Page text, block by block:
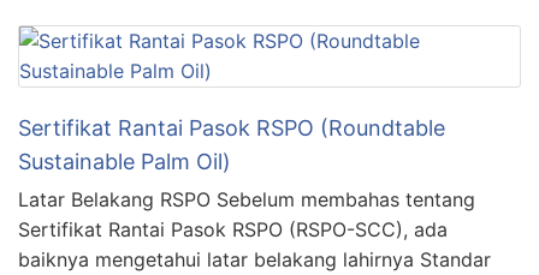
Sertifikat Rantai Pasok RSPO (Roundtable
Sustainable Palm Oil)
Latar Belakang RSPO Sebelum membahas tentang
Sertifikat Rantai Pasok RSPO (RSPO-SCC), ada
baiknya mengetahui latar belakang lahirnya Standar